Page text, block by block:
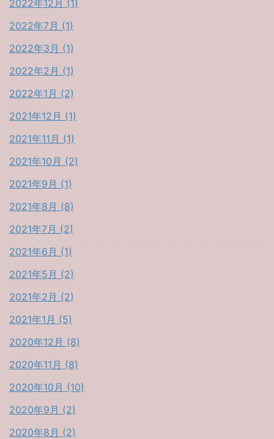
2022年12月 (1)
2022年7月 (1)
2022年3月 (1)
2022年2月 (1)
2022年1月 (2)
2021年12月 (1)
2021年11月 (1)
2021年10月 (2)
2021年9月 (1)
2021年8月 (8)
2021年7月 (2)
2021年6月 (1)
2021年5月 (2)
2021年2月 (2)
2021年1月 (5)
2020年12月 (8)
2020年11月 (8)
2020年10月 (10)
2020年9月 (2)
2020年8月 (2)